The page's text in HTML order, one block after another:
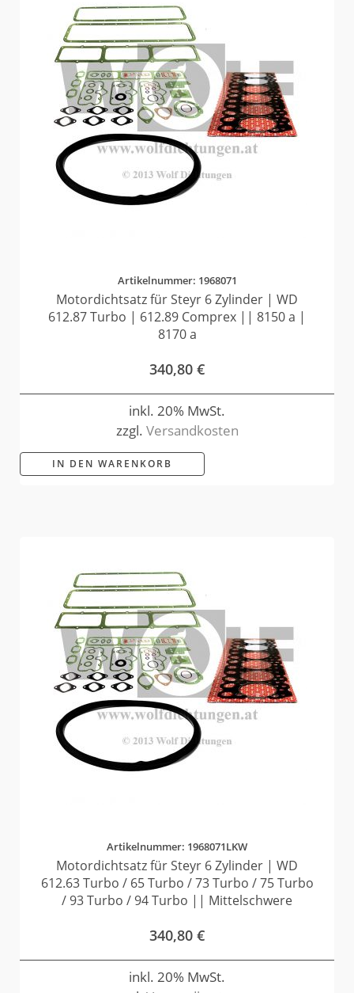
Artikelnummer: 1968071
Motordichtsatz für Steyr 6 Zylinder | WD
612.87 Turbo | 612.89 Comprex || 8150 a |
8170 a
340,80 €
inkl. 20% MwSt.
zzgl. Versandkosten
IN DEN WARENKORB
Artikelnummer: 1968071LKW
Motordichtsatz für Steyr 6 Zylinder | WD
612.63 Turbo / 65 Turbo / 73 Turbo / 75 Turbo
/ 93 Turbo / 94 Turbo || Mittelschwere
340,80 €
inkl. 20% MwSt.